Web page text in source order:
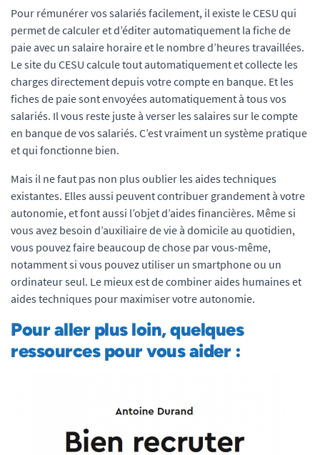
Pour rémunérer vos salariés facilement, il existe le CESU qui
permet de calculer et d’éditer automatiquement la fiche de
paie avec un salaire horaire et le nombre d’heures travaillées.
Le site du CESU calcule tout automatiquement et collecte les
charges directement depuis votre compte en banque. Et les
fiches de paie sont envoyées automatiquement à tous vos
salariés. Il vous reste juste à verser les salaires sur le compte
en banque de vos salariés. C’est vraiment un système pratique
et qui fonctionne bien.
Mais il ne faut pas non plus oublier les aides techniques
existantes. Elles aussi peuvent contribuer grandement à votre
autonomie, et font aussi l’objet d’aides financières. Même si
vous avez besoin d’auxiliaire de vie à domicile au quotidien,
vous pouvez faire beaucoup de chose par vous-même,
notamment si vous pouvez utiliser un smartphone ou un
ordinateur seul. Le mieux est de combiner aides humaines et
aides techniques pour maximiser votre autonomie.
Pour aller plus loin, quelques
ressources pour vous aider :